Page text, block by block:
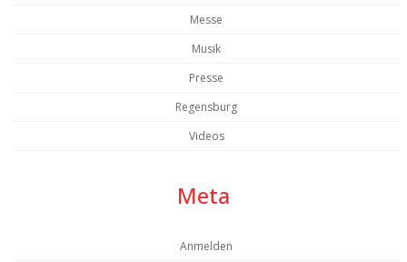
Messe
Musik
Presse
Regensburg
Videos
Meta
Anmelden